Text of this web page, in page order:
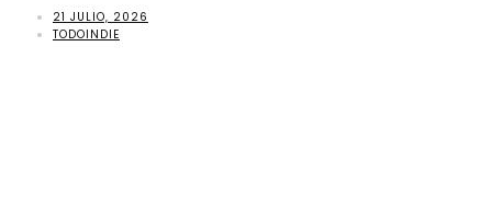
21 JULIO, 2026
TODOINDIE